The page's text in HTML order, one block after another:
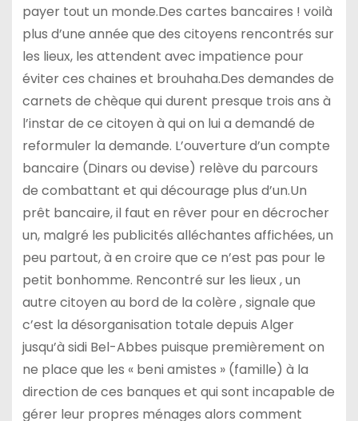
payer tout un monde.Des cartes bancaires ! voilà
plus d’une année que des citoyens rencontrés sur
les lieux, les attendent avec impatience pour
éviter ces chaines et brouhaha.Des demandes de
carnets de chèque qui durent presque trois ans à
l’instar de ce citoyen à qui on lui a demandé de
reformuler la demande. L’ouverture d’un compte
bancaire (Dinars ou devise) relève du parcours
de combattant et qui décourage plus d’un.Un
prêt bancaire, il faut en rêver pour en décrocher
un, malgré les publicités alléchantes affichées, un
peu partout, à en croire que ce n’est pas pour le
petit bonhomme. Rencontré sur les lieux , un
autre citoyen au bord de la colère , signale que
c’est la désorganisation totale depuis Alger
jusqu’à sidi Bel-Abbes puisque premièrement on
ne place que les « beni amistes » (famille) à la
direction de ces banques et qui sont incapable de
gérer leur propres ménages alors comment